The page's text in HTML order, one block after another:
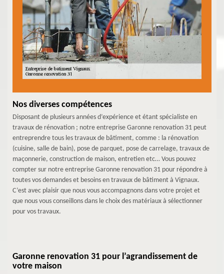
Nos diverses compétences
Disposant de plusieurs années d’expérience et étant spécialiste en
travaux de rénovation ; notre entreprise Garonne renovation 31 peut
entreprendre tous les travaux de bâtiment, comme : la rénovation
(cuisine, salle de bain), pose de parquet, pose de carrelage, travaux de
maçonnerie, construction de maison, entretien etc… Vous pouvez
compter sur notre entreprise Garonne renovation 31 pour répondre à
toutes vos demandes et besoins en travaux de bâtiment à Vignaux.
C’est avec plaisir que nous vous accompagnons dans votre projet et
que nous vous conseillons dans le choix des matériaux à sélectionner
pour vos travaux.
Garonne renovation 31 pour l’agrandissement de
votre maison